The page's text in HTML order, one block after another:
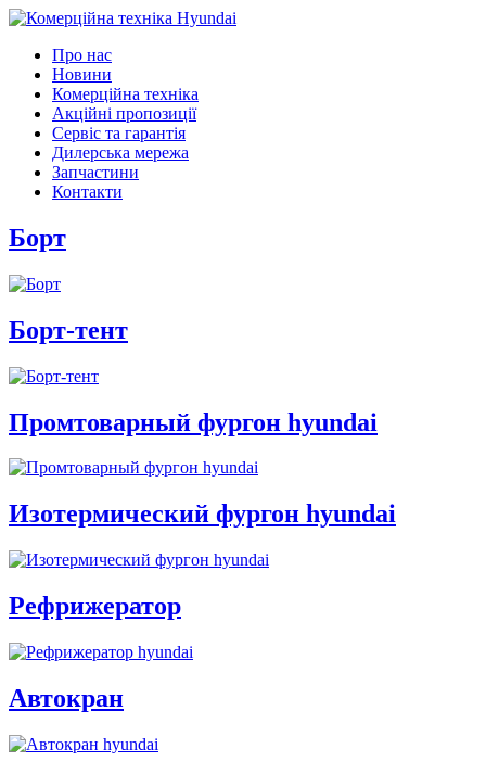
Про нас
Новини
Комерційна техніка
Акційні пропозиції
Сервіс та гарантія
Дилерська мережа
Запчастини
Контакти
Борт
Борт-тент
Промтоварный фургон hyundai
Изотермический фургон hyundai
Рефрижератор
Автокран